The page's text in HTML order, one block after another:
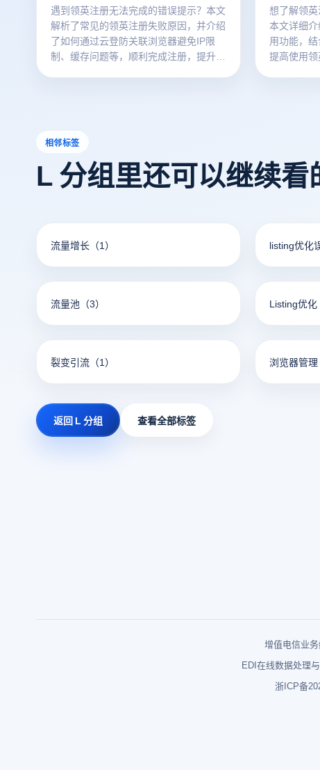
遇到领英注册无法完成的错误提示？本文
解析了常见的领英注册失败原因，并介绍
了如何通过云登防关联浏览器避免IP限
制、缓存问题等，顺利完成注册，提升成
想了解领英
本文详细
用功能，
提高使用
相邻标签
L 分组里还可以继续看
流量增长 （1） listing优化
流量池 （3） Listing优化
裂变引流 （1） 浏览器管理
返回 L 分组 查看全部标签
增值电信业
EDI在线数据处理
浙ICP备